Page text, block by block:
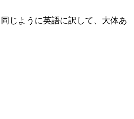
じように英語に訳して、大体あ